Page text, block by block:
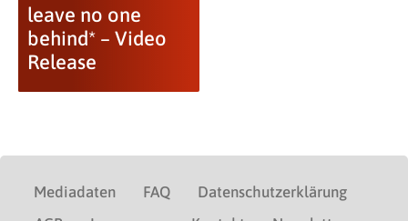
leave no one
behind* – Video
Release
Mediadaten FAQ
Datenschutzerklärung